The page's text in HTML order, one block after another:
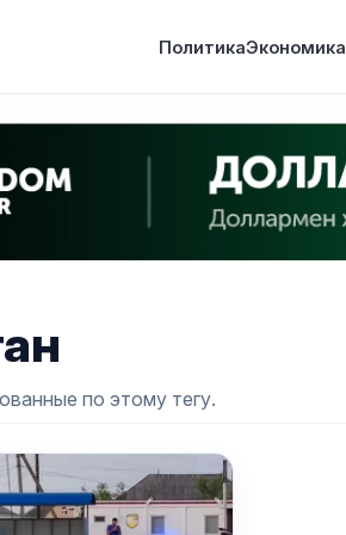
ПолитикаЭкономика
по этому тегу.